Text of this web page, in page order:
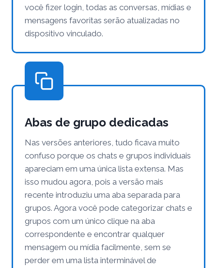
você fizer login, todas as conversas, mídias e
mensagens favoritas serão atualizadas no
dispositivo vinculado.
Abas de grupo dedicadas
Nas versões anteriores, tudo ficava muito
confuso porque os chats e grupos individuais
apareciam em uma única lista extensa. Mas
isso mudou agora, pois a versão mais
recente introduziu uma aba separada para
grupos. Agora você pode categorizar chats e
grupos com um único clique na aba
correspondente e encontrar qualquer
mensagem ou mídia facilmente, sem se
perder em uma lista interminável de